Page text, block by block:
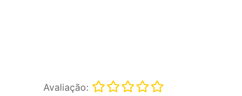
Avaliação: